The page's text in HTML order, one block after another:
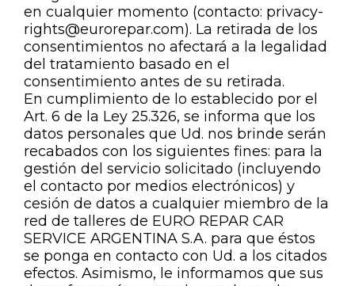
en cualquier momento (contacto: privacy-
rights@eurorepar.com). La retirada de los
consentimientos no afectará a la legalidad
del tratamiento basado en el
consentimiento antes de su retirada.
En cumplimiento de lo establecido por el
Art. 6 de la Ley 25.326, se informa que los
datos personales que Ud. nos brinde serán
recabados con los siguientes fines: para la
gestión del servicio solicitado (incluyendo
el contacto por medios electrónicos) y
cesión de datos a cualquier miembro de la
red de talleres de EURO REPAR CAR
SERVICE ARGENTINA S.A. para que éstos
se ponga en contacto con Ud. a los citados
efectos. Asimismo, le informamos que sus